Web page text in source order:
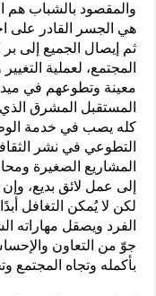
والمقصود بالشباب هم
هي الجسر القادر على
ثم إيصال الجميع إلى بر
المجتمع، لعملية
معينة وتطوعهم في
المستقبل المشرق
كله يصب في خدمة
التطوعي في نشر
المشاريع الصغيرة
إلى عمل لائق بديع،
لكن لا يُمكن التغافل
الفرد ويصقل مهاراته
جوّ من التعاون
بأكمله وتجاه المجتمع